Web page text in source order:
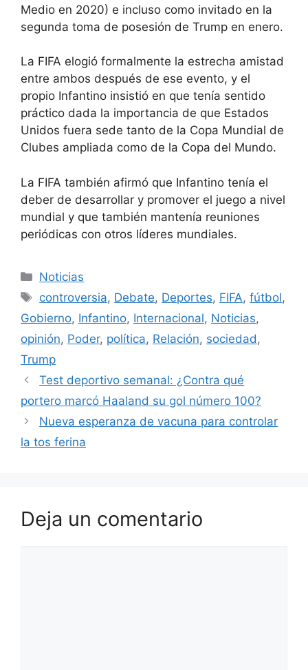
Medio en 2020) e incluso como invitado en la
segunda toma de posesión de Trump en enero.
La FIFA elogió formalmente la estrecha amistad
entre ambos después de ese evento, y el
propio Infantino insistió en que tenía sentido
práctico dada la importancia de que Estados
Unidos fuera sede tanto de la Copa Mundial de
Clubes ampliada como de la Copa del Mundo.
La FIFA también afirmó que Infantino tenía el
deber de desarrollar y promover el juego a nivel
mundial y que también mantenía reuniones
periódicas con otros líderes mundiales.
Categorías
Noticias
Etiquetas
controversia, Debate, Deportes, FIFA,fútbol,
Gobierno, Infantino, Internacional, Noticias,
opinión, Poder, política, Relación, sociedad ,
Trump
Test deportivo semanal: ¿Contra qué
portero marcó Haaland su gol número 100?
Nueva esperanza de vacuna para controlar
la tos ferina
Deja un comentario